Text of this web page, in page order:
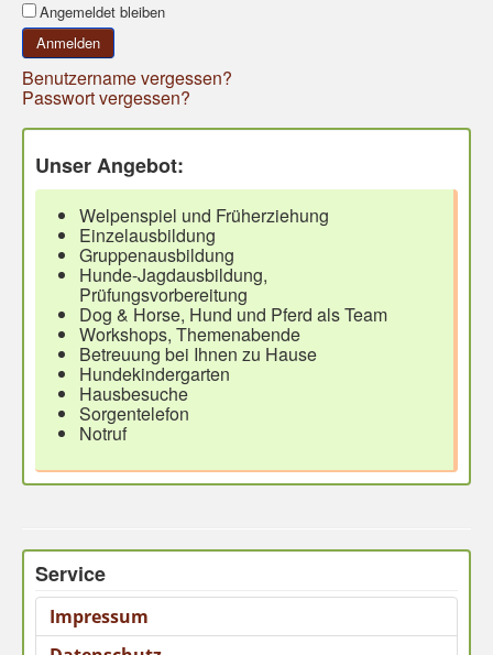
Angemeldet bleiben
Anmelden
Benutzername vergessen?
Passwort vergessen?
Unser Angebot:
Welpenspiel und Früherziehung
Einzelausbildung
Gruppenausbildung
Hunde-Jagdausbildung,
Prüfungsvorbereitung
Dog & Horse, Hund und Pferd als Team
Workshops, Themenabende
Betreuung bei Ihnen zu Hause
Hundekindergarten
Hausbesuche
Sorgentelefon
Notruf
Service
Impressum